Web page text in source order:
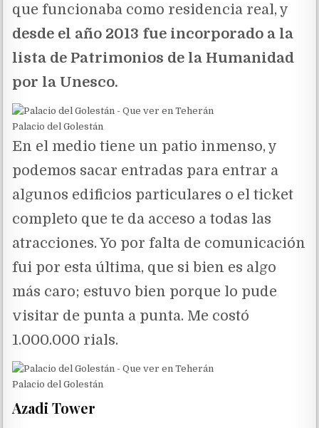
que funcionaba como residencia real, y
desde el año 2013 fue incorporado a la
lista de Patrimonios de la Humanidad
por la Unesco.
Palacio del Golestán
En el medio tiene un patio inmenso, y
podemos sacar entradas para entrar a
algunos edificios particulares o el ticket
completo que te da acceso a todas las
atracciones. Yo por falta de comunicación
fui por esta última, que si bien es algo
más caro; estuvo bien porque lo pude
visitar de punta a punta. Me costó
1.000.000 rials.
Palacio del Golestán
Azadi Tower